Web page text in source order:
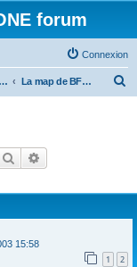
forum
Connexion
addon et mod La map de BF_Gloup
e
Rechercher
15:58
1 2